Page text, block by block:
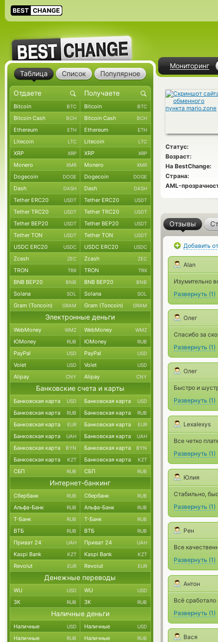
Мониторинг
Статус:
Возраст:
На BestChange:
Страна:
AML-
Отзывы
Добавить
Alan
Изумительно
Развернуть (1)
Олег
Спасибо за
Развернуть (1)
Олег
Быстро и
Развернуть (1)
Lexalexys
Все четко
Развернуть (1)
Юлия
Стабильно,
Развернуть (1)
Рен
Все
Развернуть (1)
Антон
Всё
Развернуть (1)
Вася
Таблица Список Популярное
Bitcoin BTC Bitcoin BTC
Bitcoin Cash BCH Bitcoin Cash BCH
Ethereum ETH Ethereum ETH
Litecoin LTC Litecoin LTC
XRP XRP XRP XRP
Monero XMR Monero XMR
Dogecoin DOGE Dogecoin DOGE
Dash DASH Dash DASH
Tether ERC20 USDT Tether ERC20 USDT
Tether TRC20 USDT Tether TRC20 USDT
Tether BEP20 USDT Tether BEP20 USDT
Tether TON USDT Tether TON USDT
USDC ERC20 USDC USDC ERC20 USDC
Zcash ZEC Zcash ZEC
TRON TRX TRON TRX
BNB BEP20 BNB BNB BEP20 BNB
Solana SOL Solana SOL
Gram (Toncoin) GRAM Gram (Toncoin) GRAM
Электронные деньги
WebMoney WMZ WebMoney WMZ
ЮMoney RUB ЮMoney RUB
PayPal USD PayPal USD
Volet USD Volet USD
Alipay CNY Alipay CNY
Банковские счета и карты
Банковская карта USD Банковская карта USD
Банковская карта RUB Банковская карта RUB
Банковская карта EUR Банковская карта EUR
Банковская карта UAH Банковская карта UAH
Банковская карта BYN Банковская карта BYN
Банковская карта KZT Банковская карта KZT
СБП RUB СБП RUB
Интернет-банкинг
Сбербанк RUB Сбербанк RUB
Альфа-Банк RUB Альфа-Банк RUB
Т-Банк RUB Т-Банк RUB
ВТБ RUB ВТБ RUB
Приват 24 UAH Приват 24 UAH
Kaspi Bank KZT Kaspi Bank KZT
Revolut EUR Revolut EUR
Денежные переводы
WU USD WU USD
ЗК RUB ЗК RUB
Наличные деньги
Наличные USD Наличные USD
Наличные RUB Наличные RUB